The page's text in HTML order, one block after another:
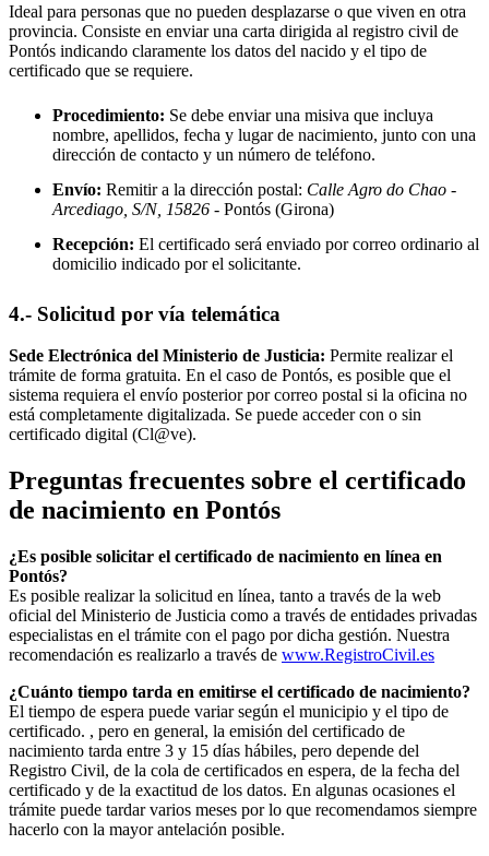
Ideal para personas que no pueden desplazarse o que viven en otra
provincia. Consiste en enviar una carta dirigida al registro civil de
Pontós indicando claramente los datos del nacido y el tipo de
certificado que se requiere.
Procedimiento: Se debe enviar una misiva que incluya
nombre, apellidos, fecha y lugar de nacimiento, junto con una
dirección de contacto y un número de teléfono.
Envío: Remitir a la dirección postal: Calle Agro do Chao -
Arcediago, S/N, 15826 - Pontós (Girona)
Recepción: El certificado será enviado por correo ordinario al
domicilio indicado por el solicitante.
4.- Solicitud por vía telemática
Sede Electrónica del Ministerio de Justicia: Permite realizar el
trámite de forma gratuita. En el caso de Pontós, es posible que el
sistema requiera el envío posterior por correo postal si la oficina no
está completamente digitalizada. Se puede acceder con o sin
certificado digital (Cl@ve).
Preguntas frecuentes sobre el certificado
de nacimiento en Pontós
¿Es posible solicitar el certificado de nacimiento en línea en
Pontós?
Es posible realizar la solicitud en línea, tanto a través de la web
oficial del Ministerio de Justicia como a través de entidades privadas
especialistas en el trámite con el pago por dicha gestión. Nuestra
recomendación es realizarlo a través de www.RegistroCivil.es
¿Cuánto tiempo tarda en emitirse el certificado de nacimiento?
El tiempo de espera puede variar según el municipio y el tipo de
certificado. , pero en general, la emisión del certificado de
nacimiento tarda entre 3 y 15 días hábiles, pero depende del
Registro Civil, de la cola de certificados en espera, de la fecha del
certificado y de la exactitud de los datos. En algunas ocasiones el
trámite puede tardar varios meses por lo que recomendamos siempre
hacerlo con la mayor antelación posible.